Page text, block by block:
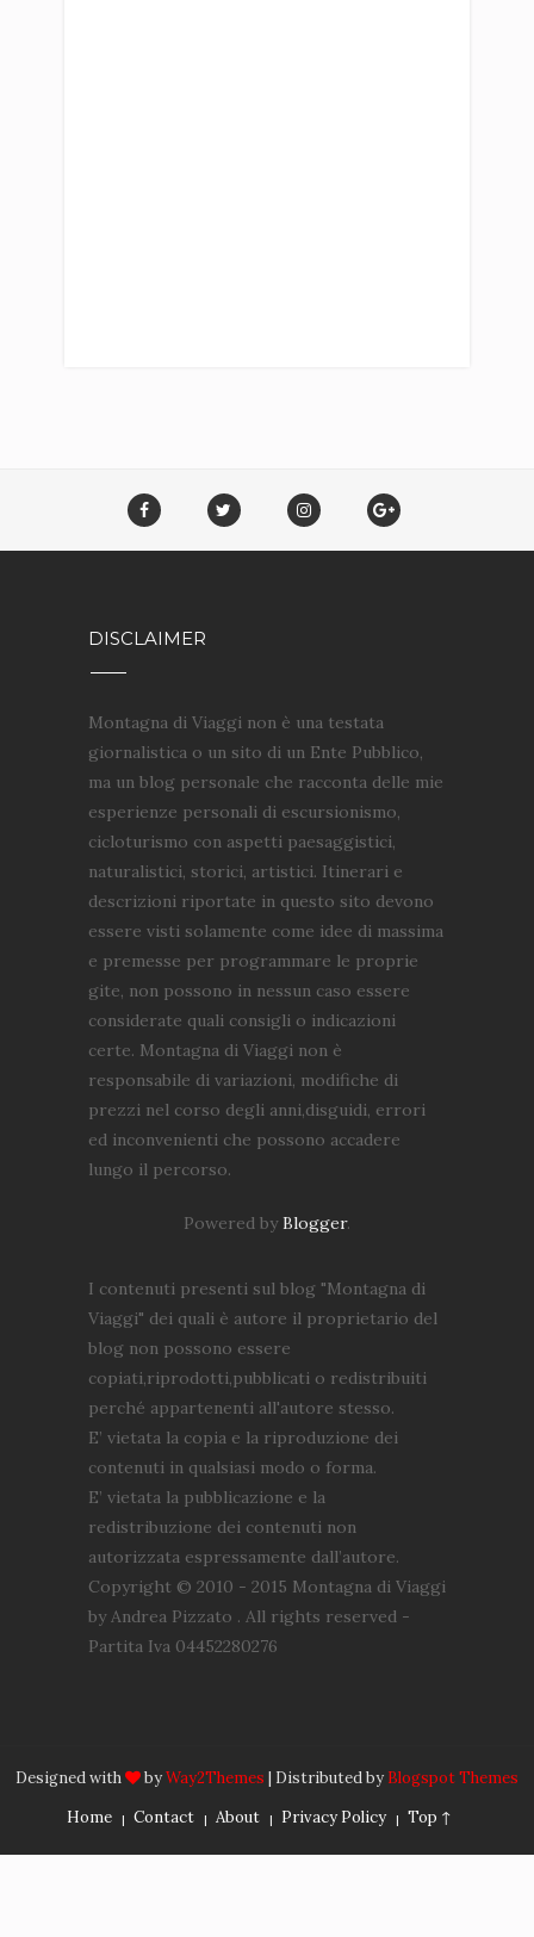
DISCLAIMER
Montagna di Viaggi non è una testata
giornalistica o un sito di un Ente Pubblico,
ma un blog personale che racconta delle mie
esperienze personali di escursionismo,
cicloturismo con aspetti paesaggistici,
naturalistici, storici, artistici. Itinerari e
descrizioni riportate in questo sito devono
essere visti solamente come idee di massima
e premesse per programmare le proprie
gite, non possono in nessun caso essere
considerate quali consigli o indicazioni
certe. Montagna di Viaggi non è
responsabile di variazioni, modifiche di
prezzi nel corso degli anni,disguidi, errori
ed inconvenienti che possono accadere
lungo il percorso.
Powered byBlogger.
I contenuti presenti sul blog "Montagna di
Viaggi" dei quali è autore il proprietario del
blog non possono essere
copiati,riprodotti,pubblicati o redistribuiti
perché appartenenti all'autore stesso.
E’ vietata la copia e la riproduzione dei
contenuti in qualsiasi modo o forma.
E’ vietata la pubblicazione e la
redistribuzione dei contenuti non
autorizzata espressamente dall’autore.
Copyright © 2010 - 2015 Montagna di Viaggi
by Andrea Pizzato . All rights reserved -
Partita Iva 04452280276
Designed with byWay2Themes | Distributed by Blogspot Themes
Home
Contact About Privacy Policy Top ↑